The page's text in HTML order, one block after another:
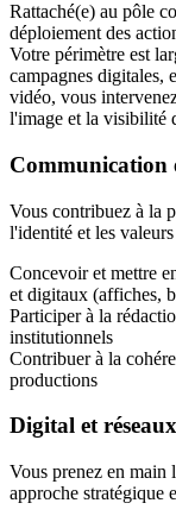
Rattaché(e) au pôle
déploiement des
Votre périmètre est
campagnes digitales,
vidéo, vous
l'image et la visibilité
Communication
Vous contribuez à la
l'identité et les
Concevoir et mettre
et digitaux (affiches,
Participer à la
institutionnels
Contribuer à la
productions
Digital et
Vous prenez en main
approche stratégique